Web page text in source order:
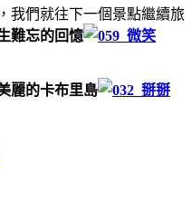
我們就往下一個景點繼續旅
難忘的回憶
麗的卡布里島